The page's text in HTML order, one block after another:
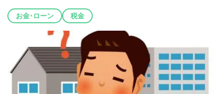
お金･ローン 税金